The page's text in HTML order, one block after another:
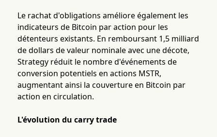
Le rachat d'obligations améliore également les
indicateurs de Bitcoin par action pour les
détenteurs existants. En remboursant 1,5 milliard
de dollars de valeur nominale avec une décote,
Strategy réduit le nombre d'événements de
conversion potentiels en actions MSTR,
augmentant ainsi la couverture en Bitcoin par
action en circulation.
L'évolution du carry trade